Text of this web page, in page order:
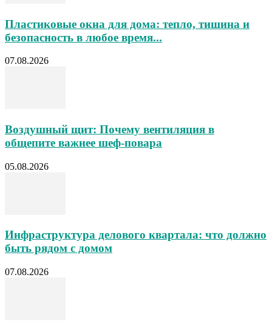
Пластиковые окна для дома: тепло, тишина и
безопасность в любое время...
07.08.2026
Воздушный щит: Почему вентиляция в
общепите важнее шеф-повара
05.08.2026
Инфраструктура делового квартала: что должно
быть рядом с домом
07.08.2026